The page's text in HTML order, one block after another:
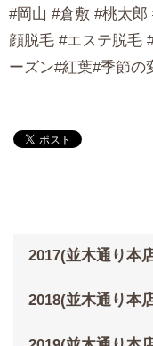
#岡山 #倉敷 #桃太
顔脱毛 #エステ脱毛
ーズン#紅葉#季節の
2017(並木通り本
2018(並木通り本